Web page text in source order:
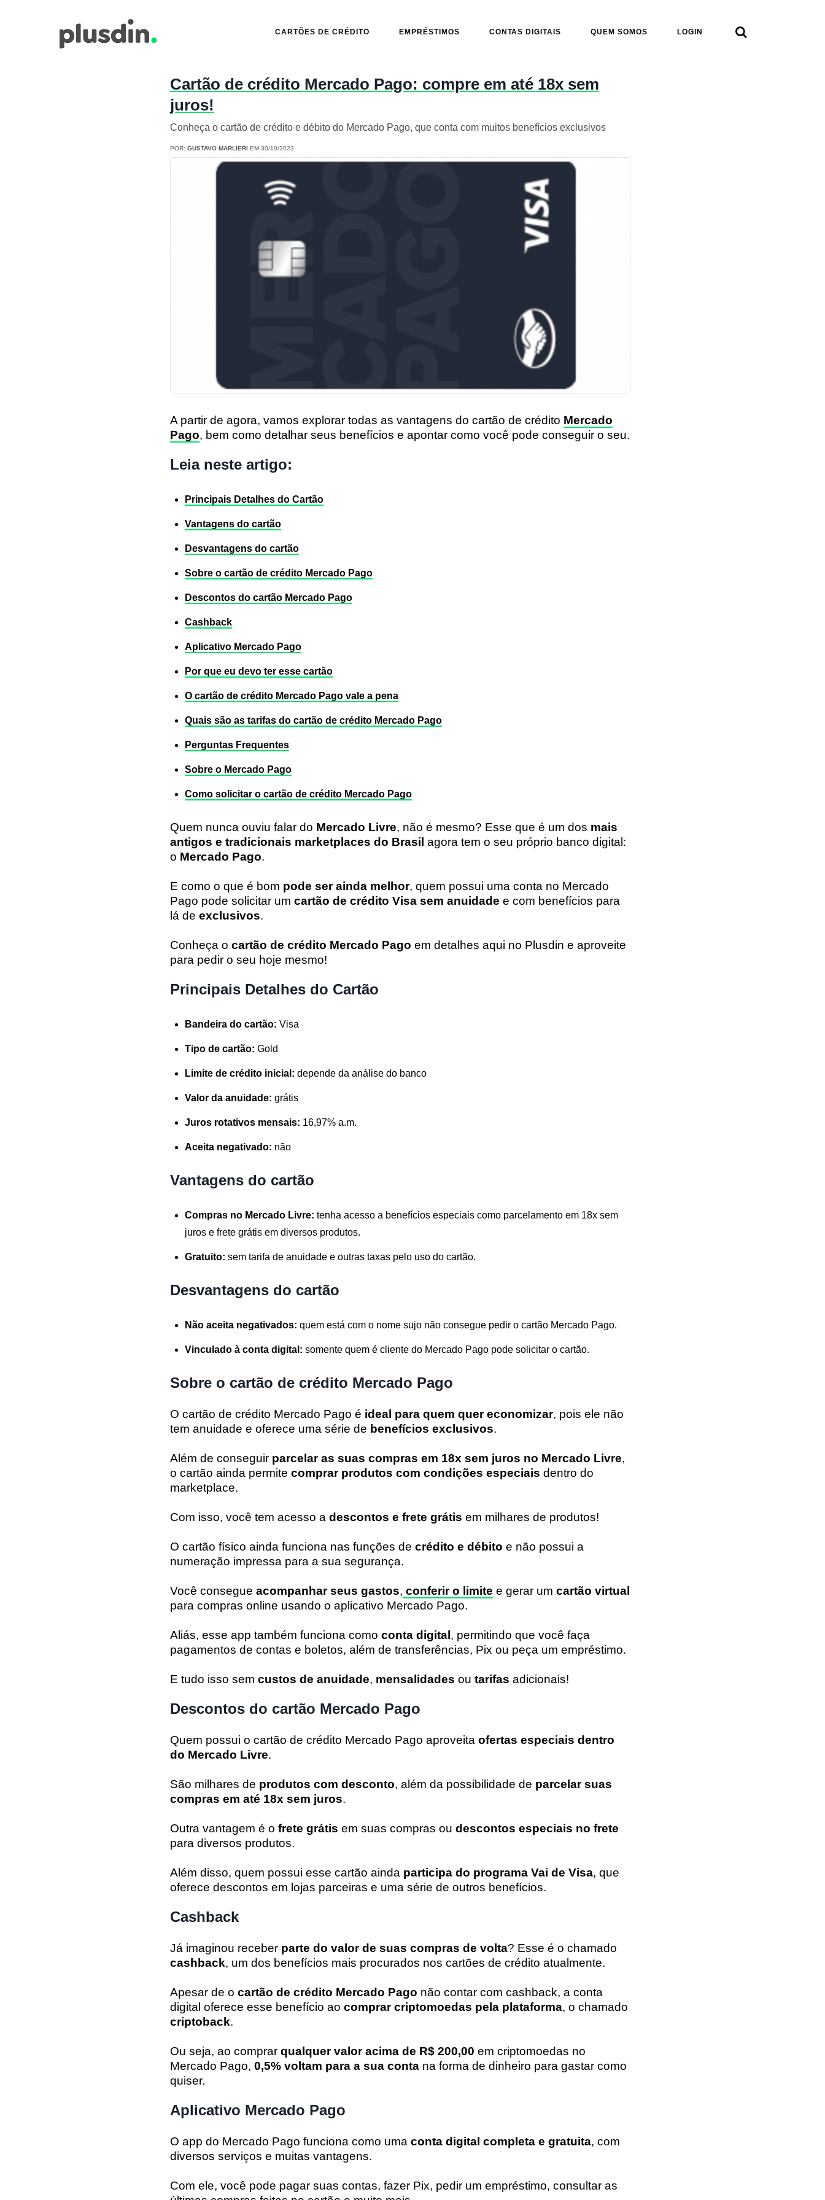
CARTÕES DE CRÉDITO EMPRÉSTIMOS CONTAS DIGITAIS QUEM SOMOS LOGIN 
Cartão de crédito Mercado Pago: compre em até 18x sem
juros!
Conheça o cartão de crédito e débito do Mercado Pago, que conta com muitos benefícios exclusivos
POR: GUSTAVO MARLIERI EM 30/10/2023
A partir de agora, vamos explorar todas as vantagens do cartão de crédito Mercado
Pago, bem como detalhar seus benefícios e apontar como você pode conseguir o seu.
Leia neste artigo:
Principais Detalhes do Cartão
Vantagens do cartão
Desvantagens do cartão
Sobre o cartão de crédito Mercado Pago
Descontos do cartão Mercado Pago
Cashback
Aplicativo Mercado Pago
Por que eu devo ter esse cartão
O cartão de crédito Mercado Pago vale a pena
Quais são as tarifas do cartão de crédito Mercado Pago
Perguntas Frequentes
Sobre o Mercado Pago
Como solicitar o cartão de crédito Mercado Pago
Quem nunca ouviu falar do Mercado Livre, não é mesmo? Esse que é um dos mais
antigos e tradicionais marketplaces do Brasil agora tem o seu próprio banco digital:
o Mercado Pago.
E como o que é bom pode ser ainda melhor, quem possui uma conta no Mercado
Pago pode solicitar um cartão de crédito Visa sem anuidade e com benefícios para
lá de exclusivos.
Conheça o cartão de crédito Mercado Pago em detalhes aqui no Plusdin e aproveite
para pedir o seu hoje mesmo!
Principais Detalhes do Cartão
Bandeira do cartão: Visa
Tipo de cartão: Gold
Limite de crédito inicial: depende da análise do banco
Valor da anuidade: grátis
Juros rotativos mensais: 16,97% a.m.
Aceita negativado: não
Vantagens do cartão
Compras no Mercado Livre: tenha acesso a benefícios especiais como parcelamento em 18x sem
juros e frete grátis em diversos produtos.
Gratuito: sem tarifa de anuidade e outras taxas pelo uso do cartão.
Desvantagens do cartão
Não aceita negativados: quem está com o nome sujo não consegue pedir o cartão Mercado Pago.
Vinculado à conta digital: somente quem é cliente do Mercado Pago pode solicitar o cartão.
Sobre o cartão de crédito Mercado Pago
O cartão de crédito Mercado Pago é ideal para quem quer economizar, pois ele não
tem anuidade e oferece uma série de benefícios exclusivos.
Além de conseguir parcelar as suas compras em 18x sem juros no Mercado Livre,
o cartão ainda permite comprar produtos com condições especiais dentro do
marketplace.
Com isso, você tem acesso a descontos e frete grátis em milhares de produtos!
O cartão físico ainda funciona nas funções de crédito e débito e não possui a
numeração impressa para a sua segurança.
Você consegue acompanhar seus gastos, conferir o limite e gerar um cartão virtual
para compras online usando o aplicativo Mercado Pago.
Aliás, esse app também funciona como conta digital, permitindo que você faça
pagamentos de contas e boletos, além de transferências, Pix ou peça um empréstimo.
E tudo isso sem custos de anuidade, mensalidades ou tarifas adicionais!
Descontos do cartão Mercado Pago
Quem possui o cartão de crédito Mercado Pago aproveita ofertas especiais dentro
do Mercado Livre.
São milhares de produtos com desconto, além da possibilidade de parcelar suas
compras em até 18x sem juros.
Outra vantagem é o frete grátis em suas compras ou descontos especiais no frete
para diversos produtos.
Além disso, quem possui esse cartão ainda participa do programa Vai de Visa, que
oferece descontos em lojas parceiras e uma série de outros benefícios.
Cashback
Já imaginou receber parte do valor de suas compras de volta? Esse é o chamado
cashback, um dos benefícios mais procurados nos cartões de crédito atualmente.
Apesar de o cartão de crédito Mercado Pago não contar com cashback, a conta
digital oferece esse benefício ao comprar criptomoedas pela plataforma, o chamado
criptoback.
Ou seja, ao comprar qualquer valor acima de R$ 200,00 em criptomoedas no
Mercado Pago, 0,5% voltam para a sua conta na forma de dinheiro para gastar como
quiser.
Aplicativo Mercado Pago
O app do Mercado Pago funciona como uma conta digital completa e gratuita, com
diversos serviços e muitas vantagens.
Com ele, você pode pagar suas contas, fazer Pix, pedir um empréstimo, consultar as